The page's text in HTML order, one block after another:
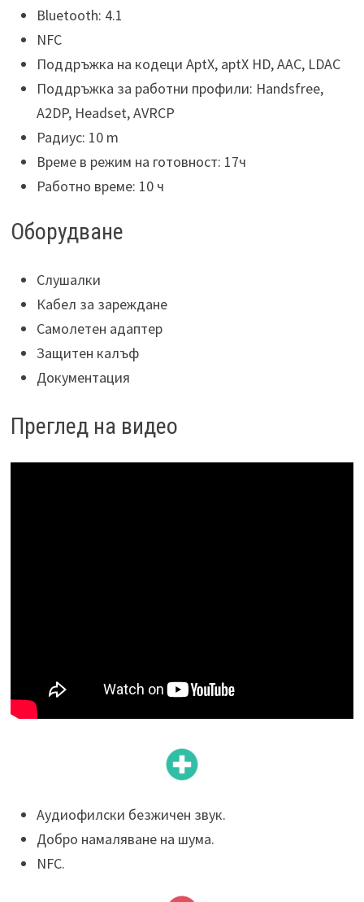
Bluetooth: 4.1
NFC
Поддръжка на кодеци AptX, aptX HD, AAC, LDAC
Поддръжка за работни профили: Handsfree,
A2DP, Headset, AVRCP
Радиус: 10 m
Време в режим на готовност: 17ч
Работно време: 10 ч
Оборудване
Слушалки
Кабел за зареждане
Самолетен адаптер
Защитен калъф
Документация
Преглед на видео
Аудиофилски безжичен звук.
Добро намаляване на шума.
NFC.